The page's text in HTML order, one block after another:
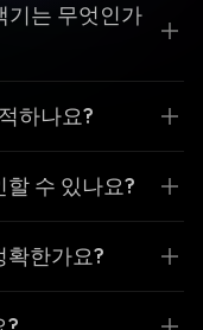
기는 무엇인가
하나요?
수 있나요?
확한가요?